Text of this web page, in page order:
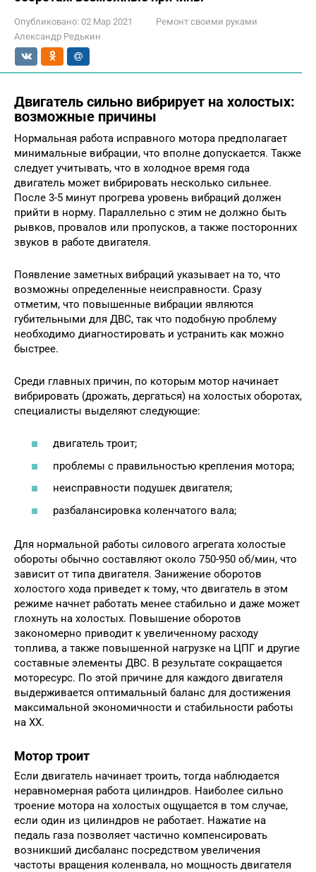
Опубликовано: 02 Мар 2021
Ремонт своими руками
Александр Редькин
Двигатель сильно вибрирует на холостых:
возможные причины
Нормальная работа исправного мотора предполагает
минимальные вибрации, что вполне допускается. Также
следует учитывать, что в холодное время года
двигатель может вибрировать несколько сильнее.
После 3-5 минут прогрева уровень вибраций должен
прийти в норму. Параллельно с этим не должно быть
рывков, провалов или пропусков, а также посторонних
звуков в работе двигателя.
Появление заметных вибраций указывает на то, что
возможны определенные неисправности. Сразу
отметим, что повышенные вибрации являются
губительными для ДВС, так что подобную проблему
необходимо диагностировать и устранить как можно
быстрее.
Среди главных причин, по которым мотор начинает
вибрировать (дрожать, дергаться) на холостых оборотах,
специалисты выделяют следующие:
двигатель троит;
проблемы с правильностью крепления мотора;
неисправности подушек двигателя;
разбалансировка коленчатого вала;
Для нормальной работы силового агрегата холостые
обороты обычно составляют около 750-950 об/мин, что
зависит от типа двигателя. Занижение оборотов
холостого хода приведет к тому, что двигатель в этом
режиме начнет работать менее стабильно и даже может
глохнуть на холостых. Повышение оборотов
закономерно приводит к увеличенному расходу
топлива, а также повышенной нагрузке на ЦПГ и другие
составные элементы ДВС. В результате сокращается
моторесурс. По этой причине для каждого двигателя
выдерживается оптимальный баланс для достижения
максимальной экономичности и стабильности работы
на ХХ.
Мотор троит
Если двигатель начинает троить, тогда наблюдается
неравномерная работа цилиндров. Наиболее сильно
троение мотора на холостых ощущается в том случае,
если один из цилиндров не работает. Нажатие на
педаль газа позволяет частично компенсировать
возникший дисбаланс посредством увеличения
частоты вращения коленвала, но мощность двигателя